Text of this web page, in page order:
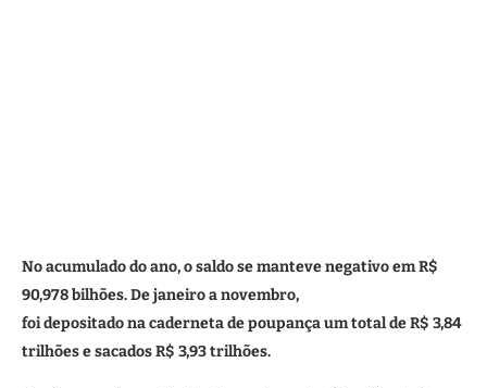
No acumulado do ano, o saldo se manteve negativo em R$
90,978 bilhões. De janeiro a novembro,
foi depositado na caderneta de poupança um total de R$ 3,84
trilhões e sacados R$ 3,93 trilhões.